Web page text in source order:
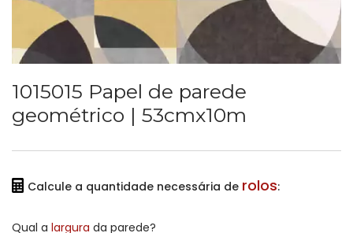
1015015 Papel de parede
geométrico | 53cmx10m
Calcule a quantidade necessária de rolos:
Qual a largura da parede?